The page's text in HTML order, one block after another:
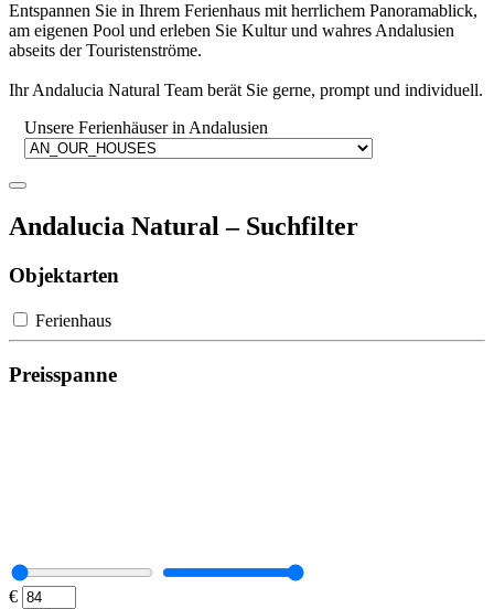
Entspannen Sie in Ihrem Ferienhaus mit herrlichem Panoramablick,
am eigenen Pool und erleben Sie Kultur und wahres Andalusien
abseits der Touristenströme.
Ihr Andalucia Natural Team berät Sie gerne, prompt und individuell.
Unsere Ferienhäuser in Andalusien
Andalucia Natural – Suchfilter
Objektarten
Ferienhaus
Preisspanne
€